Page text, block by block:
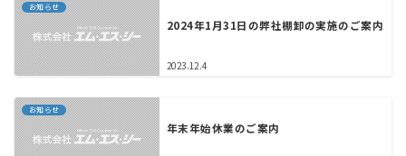
お知らせ
2024年1月31日の弊社棚卸の実施のご案内
2023.12.4
お知らせ
年末年始休業のご案内